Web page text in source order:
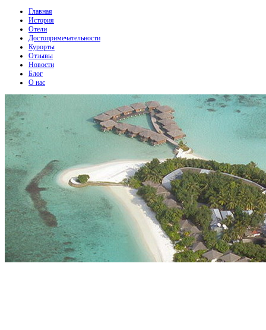
Главная
История
Отели
Достопримечательности
Курорты
Отзывы
Новости
Блог
О нас